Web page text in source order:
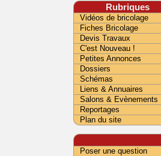
Rubriques
Vidéos de bricolage
Fiches Bricolage
Devis Travaux
C'est Nouveau !
Petites Annonces
Dossiers
Schémas
Liens & Annuaires
Salons & Evènements
Reportages
Plan du site
Poser une question